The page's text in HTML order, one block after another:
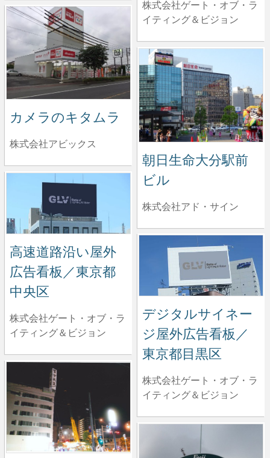
株式会社ゲート・オブ・ラ
イティング＆ビジョン
カメラのキタムラ
株式会社アビックス
朝日生命大分駅前
ビル
株式会社アド・サイン
高速道路沿い屋外
広告看板／東京都
中央区
株式会社ゲート・オブ・ラ
イティング＆ビジョン
デジタルサイネー
ジ屋外広告看板／
東京都目黒区
株式会社ゲート・オブ・ラ
イティング＆ビジョン